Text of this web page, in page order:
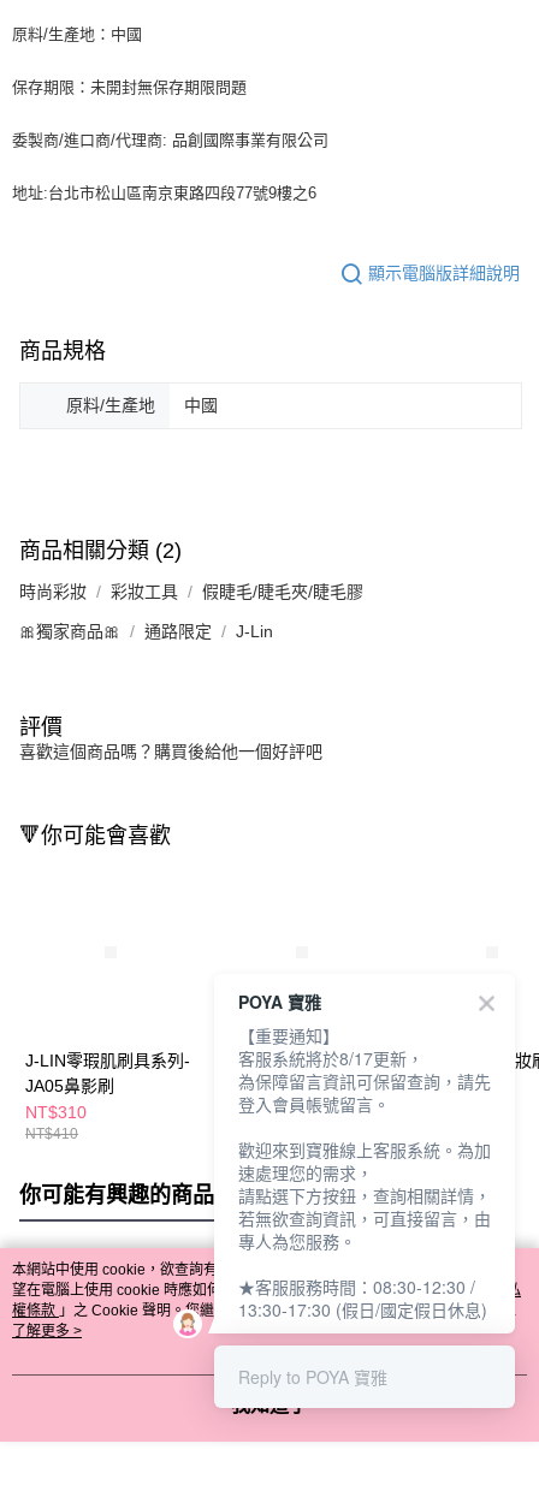
原料/生產地：中國
保存期限：未開封無保存期限問題
委製商/進口商/代理商: 品創國際事業有限公司
地址:台北市松山區南京東路四段77號9樓之6
顯示電腦版詳細說明
商品規格
原料/生產地 中國
商品相關分類 (2)
時尚彩妝 彩妝工具 假睫毛/睫毛夾/睫毛膠
🎀獨家商品🎀 通路限定 J-Lin
評價
喜歡這個商品嗎？購買後給他一個好評吧
🔻你可能會喜歡
J-LIN零瑕肌刷具系列-
JA05鼻影刷
NT$310
NT$410
J-lin 完美服貼3D澎潤
粉底撲2入
NT$169
J-LIN痕隱形巧妝
TR06遮瑕刷
你可能有興趣的商品 全站排行
熱門標籤
本網站中使用 cookie，欲查詢有關本網站使用 cookie 方式之詳情，及若您不希
望在電腦上使用 cookie 時應如何變更電腦的 cookie 設定，請參閱本網站「
隱私
權條款 」之 Cookie 聲明。您繼續使用本網站即表示您同意本公司得按本網站使
用條款之 Cookie 聲明使用 cookie。
了解更多 >
我知道了
POYA 寶雅
【重要通知】
客服系統將於8/17更新，
為保障留言資訊可保留查詢，請先
登入會員帳號留言。
歡迎來到寶雅線上客服系統。為加
速處理您的需求，
請點選下方按鈕，查詢相關詳情，
若無欲查詢資訊，可直接留言，由
專人為您服務。
★客服服務時間：08:30-12:30 /
13:30-17:30 (假日/國定假日休息)
Reply to POYA 寶雅